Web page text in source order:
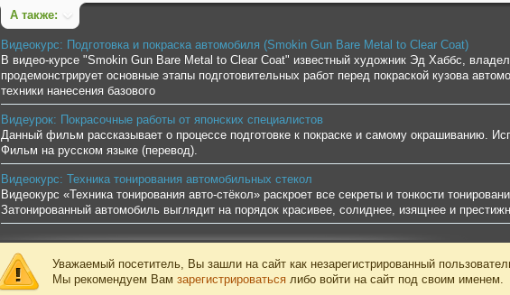
А также:
Видеокурс: Подготовка и покраска автомобиля (Smokin Gun Bare Metal to Clear Coat)
В видео-курсе "Smokin Gun Bare Metal to Clear Coat" известный художник Эд Хаббс,
продемонстрирует основные этапы подготовительных работ перед покраской кузова
техники нанесения базового
Видеурок: Покрасочные работы от японских специалистов
Данный фильм рассказывает о процессе подготовке к покраске и самому окрашиванию.
Фильм на русском языке (перевод).
Видеокурс: Техника тонирования автомобильных стекол
Видеокурс «Техника тонирования авто-стёкол» раскроет все секреты и тонкости
Затонированный автомобиль выглядит на порядок красивее, солиднее, изящнее и
Уважаемый посетитель, Вы зашли на сайт как незарегистрированный
Мы рекомендуем Вам зарегистрироваться либо войти на сайт под своим именем.